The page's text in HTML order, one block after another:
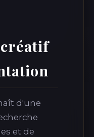
créatif
d'une
et de